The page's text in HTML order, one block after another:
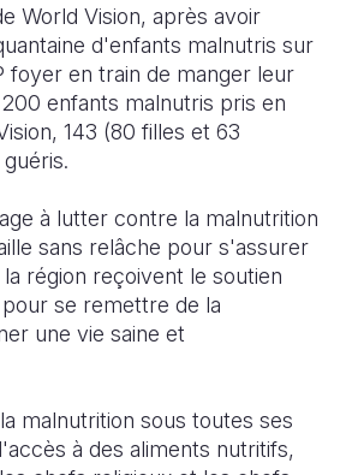
World Vision, après avoir
d'enfants malnutris sur
foyer en train de manger leur
enfants malnutris pris en
143 (80 filles et 63
à lutter contre la malnutrition
sans relâche pour s'assurer
région reçoivent le soutien
se remettre de la
une vie saine et
malnutrition sous toutes ses
à des aliments nutritifs,